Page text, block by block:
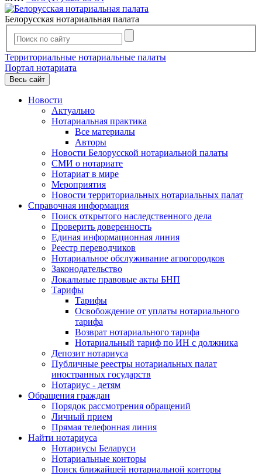
Белорусская нотариальная палата
Территориальные нотариальные палаты
Портал нотариата
Весь сайт
Новости
Актуально
Нотариальная практика
Все материалы
Авторы
Новости Белорусской нотариальной палаты
СМИ о нотариате
Нотариат в мире
Мероприятия
Новости территориальных нотариальных палат
Справочная информация
Поиск открытого наследственного дела
Проверить доверенность
Единая информационная линия
Реестр переводчиков
Нотариальное обслуживание агрогородков
Законодательство
Локальные правовые акты БНП
Тарифы
Тарифы
Освобождение от уплаты нотариального
тарифа
Возврат нотариального тарифа
Нотариальный тариф по ИН с должника
Депозит нотариуса
Публичные реестры нотариальных палат
иностранных государств
Нотариус - детям
Обращения граждан
Порядок рассмотрения обращений
Личный прием
Прямая телефонная линия
Найти нотариуса
Нотариусы Беларуси
Нотариальные конторы
Поиск ближайшей нотариальной конторы